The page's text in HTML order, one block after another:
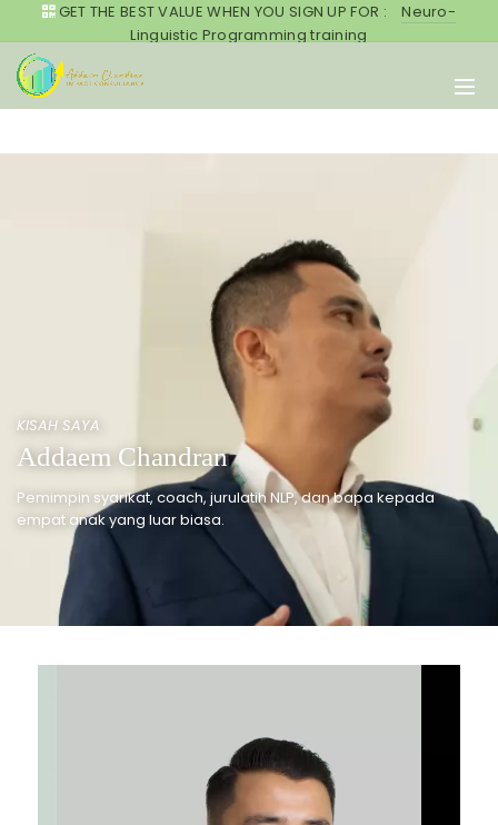
GET THE BEST VALUE WHEN YOU SIGN UP FOR :
Neuro-
Linguistic Programming training
KISAH SAYA
Addaem Chandran
Pemimpin syarikat, coach, jurulatih NLP, dan bapa kepada
empat anak yang luar biasa.